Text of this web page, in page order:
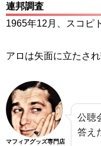
連邦調査
1965年12月、スコピ
アロは矢面に立たさ
マフィアグッズ専門店
公聴
答え